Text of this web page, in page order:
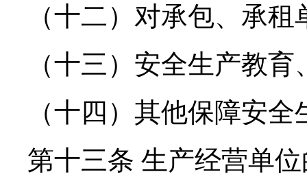
（十二）对承包、承
（十三）安全生产教
（十四）其他保障安
第十三条 生产经营单